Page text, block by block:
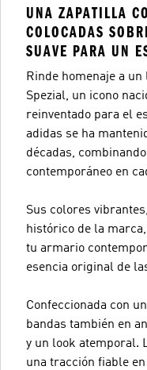
UNA ZAPATILLA
COLOCADAS
SUAVE PARA UN
Rinde homenaje a
Spezial, un icono
reinventado para el
adidas se ha
décadas,
contemporáneo en
Sus colores
histórico de la
tu armario
esencia original de
Confeccionada con
bandas también en
y un look atemporal.
una tracción fiable